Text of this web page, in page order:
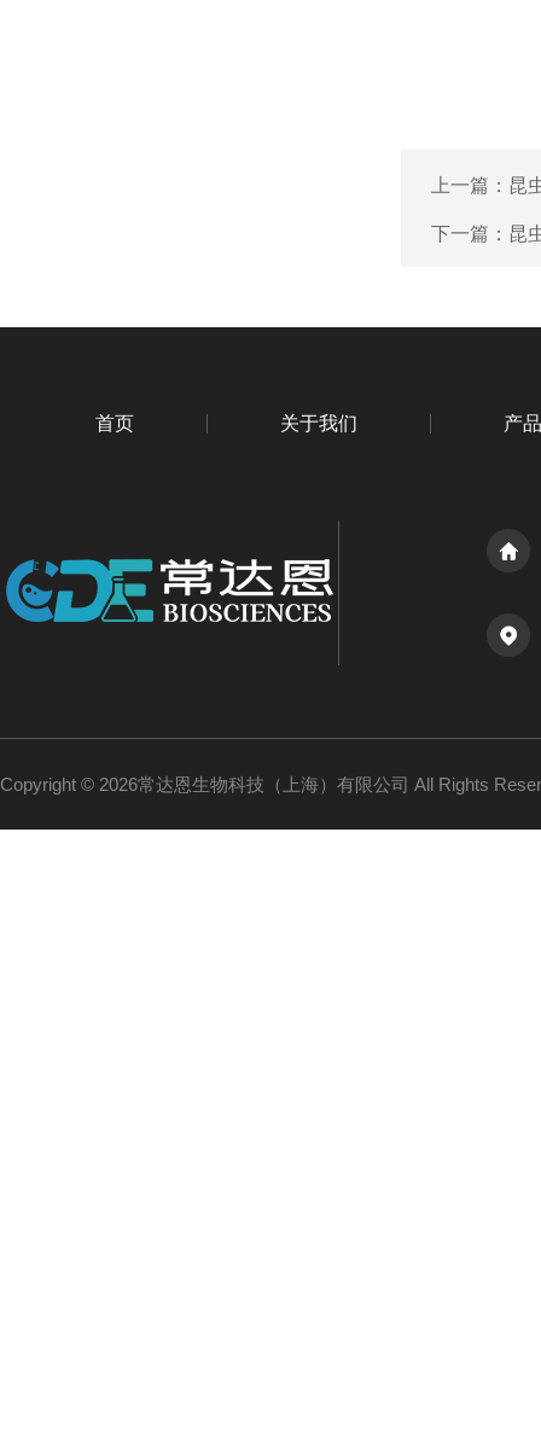
上一篇： 昆
下一篇： 昆
首页 关于我们 产
Copyright © 2026常达恩生物科技（上海）有限公司 All Rights